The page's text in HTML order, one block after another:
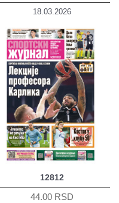
18.03.2026
12812
44.00 RSD